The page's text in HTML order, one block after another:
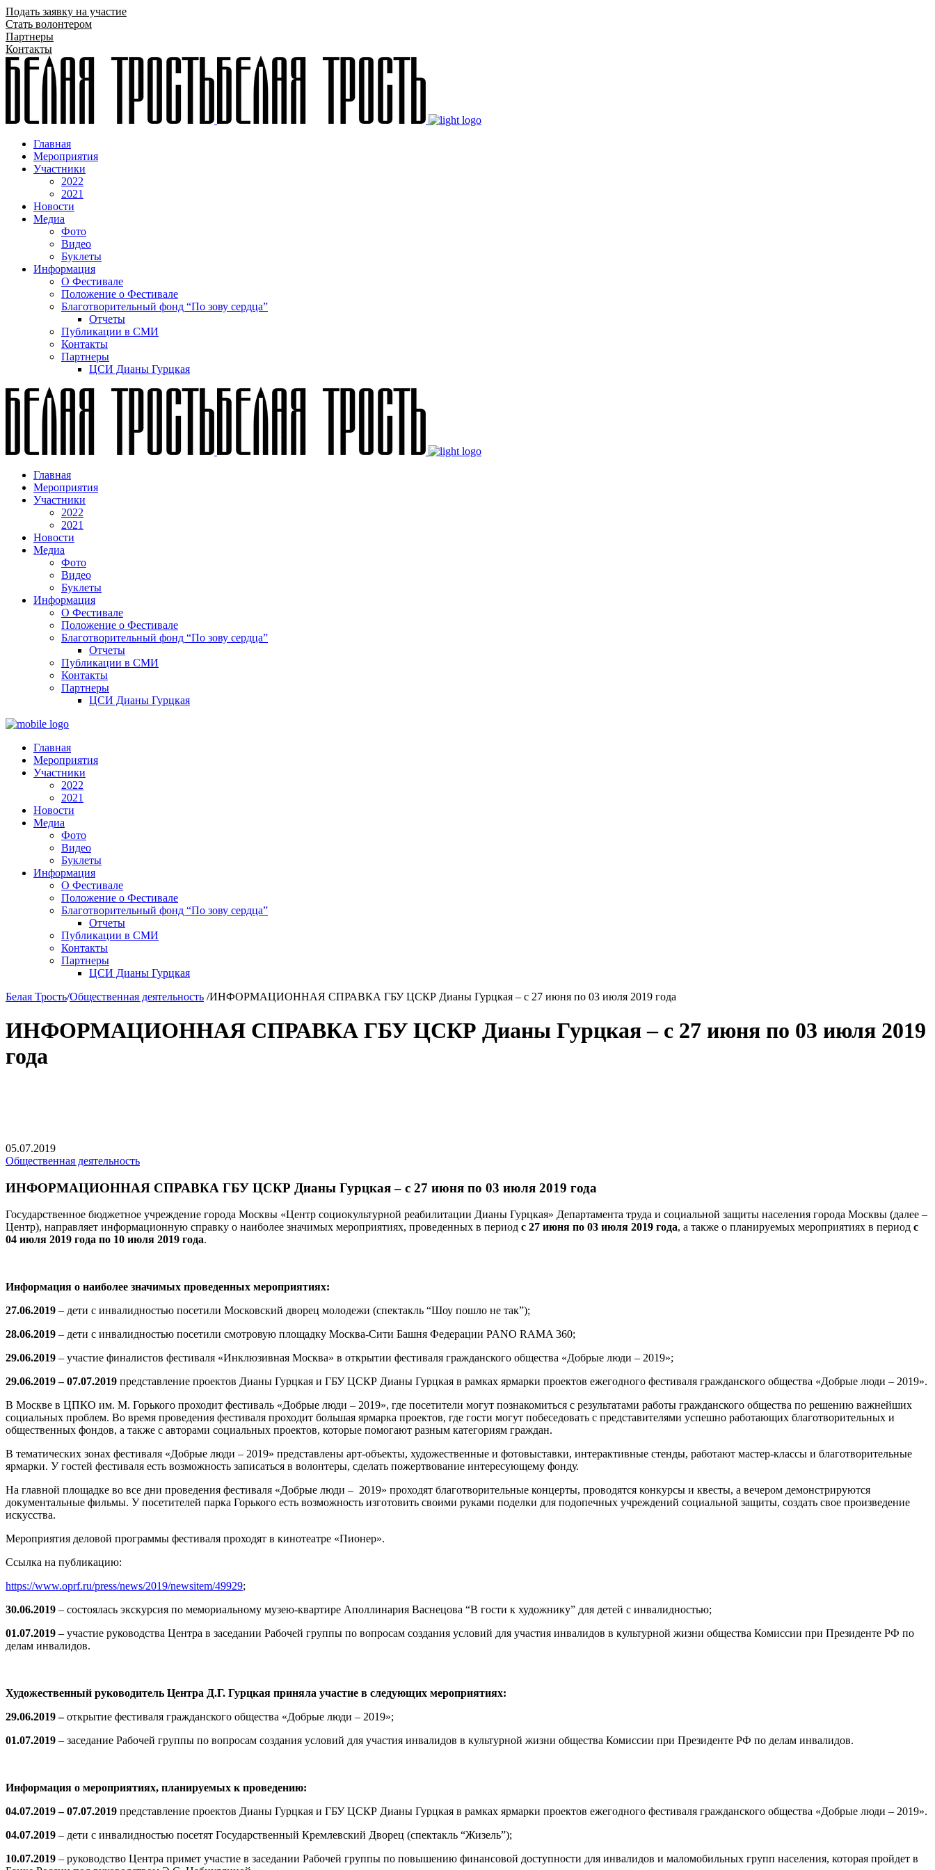
Подать заявку на участие
Стать волонтером
Партнеры
Контакты
Главная
Мероприятия
Участники
2022
2021
Новости
Медиа
Фото
Видео
Буклеты
Информация
О Фестивале
Положение о Фестивале
Благотворительный фонд “По зову сердца”
Отчеты
Публикации в СМИ
Контакты
Партнеры
ЦСИ Дианы Гурцкая
Главная
Мероприятия
Участники
2022
2021
Новости
Медиа
Фото
Видео
Буклеты
Информация
О Фестивале
Положение о Фестивале
Благотворительный фонд “По зову сердца”
Отчеты
Публикации в СМИ
Контакты
Партнеры
ЦСИ Дианы Гурцкая
Главная
Мероприятия
Участники
2022
2021
Новости
Медиа
Фото
Видео
Буклеты
Информация
О Фестивале
Положение о Фестивале
Благотворительный фонд “По зову сердца”
Отчеты
Публикации в СМИ
Контакты
Партнеры
ЦСИ Дианы Гурцкая
Белая Трость/Общественная деятельность /ИНФОРМАЦИОННАЯ СПРАВКА ГБУ ЦСКР Дианы Гурцкая – с 27 июня по 03 июля 2019 года
ИНФОРМАЦИОННАЯ СПРАВКА ГБУ ЦСКР Дианы Гурцкая – с 27 июня по 03 июля 2019
года
05.07.2019
Общественная деятельность
ИНФОРМАЦИОННАЯ СПРАВКА ГБУ ЦСКР Дианы Гурцкая – с 27 июня по 03 июля 2019 года
Государственное бюджетное учреждение города Москвы «Центр социокультурной реабилитации Дианы Гурцкая» Департамента труда и социальной защиты населения города Москвы (далее –
Центр), направляет информационную справку о наиболее значимых мероприятиях, проведенных в период с 27 июня по 03 июля 2019 года, а также о планируемых мероприятиях в период с
04 июля 2019 года по 10 июля 2019 года.
Информация о наиболее значимых проведенных мероприятиях:
27.06.2019 – дети с инвалидностью посетили Московский дворец молодежи (спектакль “Шоу пошло не так”);
28.06.2019 – дети с инвалидностью посетили смотровую площадку Москва-Сити Башня Федерации PANO RAMA 360;
29.06.2019 – участие финалистов фестиваля «Инклюзивная Москва» в открытии фестиваля гражданского общества «Добрые люди – 2019»;
29.06.2019 – 07.07.2019 представление проектов Дианы Гурцкая и ГБУ ЦСКР Дианы Гурцкая в рамках ярмарки проектов ежегодного фестиваля гражданского общества «Добрые люди – 2019».
В Москве в ЦПКО им. М. Горького проходит фестиваль «Добрые люди – 2019», где посетители могут познакомиться с результатами работы гражданского общества по решению важнейших
социальных проблем. Во время проведения фестиваля проходит большая ярмарка проектов, где гости могут побеседовать с представителями успешно работающих благотворительных и
общественных фондов, а также с авторами социальных проектов, которые помогают разным категориям граждан.
В тематических зонах фестиваля «Добрые люди – 2019» представлены арт-объекты, художественные и фотовыставки, интерактивные стенды, работают мастер-классы и благотворительные
ярмарки. У гостей фестиваля есть возможность записаться в волонтеры, сделать пожертвование интересующему фонду.
На главной площадке во все дни проведения фестиваля «Добрые люди – 2019» проходят благотворительные концерты, проводятся конкурсы и квесты, а вечером демонстрируются
документальные фильмы. У посетителей парка Горького есть возможность изготовить своими руками поделки для подопечных учреждений социальной защиты, создать свое произведение
искусства.
Мероприятия деловой программы фестиваля проходят в кинотеатре «Пионер».
Ссылка на публикацию:
https://www.oprf.ru/press/news/2019/newsitem/49929;
30.06.2019 – состоялась экскурсия по мемориальному музею-квартире Аполлинария Васнецова “В гости к художнику” для детей с инвалидностью;
01.07.2019 – участие руководства Центра в заседании Рабочей группы по вопросам создания условий для участия инвалидов в культурной жизни общества Комиссии при Президенте РФ по
делам инвалидов.
Художественный руководитель Центра Д.Г. Гурцкая приняла участие в следующих мероприятиях:
29.06.2019 –открытие фестиваля гражданского общества «Добрые люди – 2019»;
01.07.2019 – заседание Рабочей группы по вопросам создания условий для участия инвалидов в культурной жизни общества Комиссии при Президенте РФ по делам инвалидов.
Информация о мероприятиях, планируемых к проведению:
04.07.2019 – 07.07.2019 представление проектов Дианы Гурцкая и ГБУ ЦСКР Дианы Гурцкая в рамках ярмарки проектов ежегодного фестиваля гражданского общества «Добрые люди – 2019».
04.07.2019 – дети с инвалидностью посетят Государственный Кремлевский Дворец (спектакль “Жизель”);
10.07.2019 – руководство Центра примет участие в заседании Рабочей группы по повышению финансовой доступности для инвалидов и маломобильных групп населения, которая пройдет в